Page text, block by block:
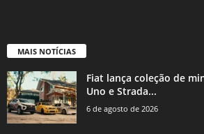
MAIS NOTÍCIAS
Fiat lança coleção de
Uno e Strada...
6 de agosto de 2026